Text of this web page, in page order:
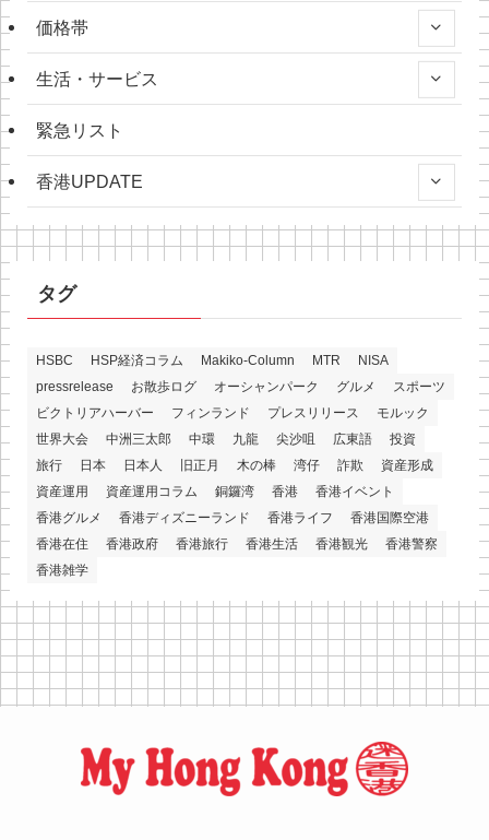
価格帯
生活・サービス
緊急リスト
香港UPDATE
タグ
HSBC HSP経済コラム Makiko-Column MTR
NISA
pressrelease
お散歩ログ オーシャンパーク グルメ
スポーツ
ビクトリアハーバー
フィンランド プレスリリース
モルック
世界大会
中洲三太郎 中環 九龍 尖沙咀 広東語
投資
旅行
日本 日本人 旧正月 木の棒 湾仔 詐欺
資産形成
資産運用
資産運用コラム 銅鑼湾 香港
香港イベント
香港グルメ
香港ディズニーランド 香港ライフ
香港国際空港
香港在住
香港政府 香港旅行 香港生活 香港観光
香港警察
香港雑学